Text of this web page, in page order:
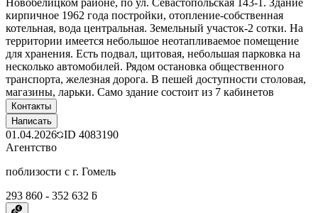
Новобелицком районе, по ул. Севастопольская 143-1. Здание
кирпичное 1962 года постройки, отопление-собственная
котельная, вода центральная. Земельный участок-2 сотки. На
территории имеется небольшое неотапливаемое помещение
для хранения. Есть подвал, щитовая, небольшая парковка на
несколько автомобилей. Рядом остановка общественного
транспорта, железная дорога. В пешей доступности столовая,
магазины, ларьки. Само здание состоит из 7 кабинетов
Контакты
Написать
01.04.2026 ID 4083190
Агентство
поблизости с г. Гомель
293 860 - 352 632 ƃ